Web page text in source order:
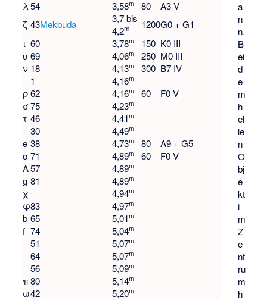
a
n
n.
B
ei
d
e
m
h
el
le
n
O
bj
e
kt
i
m
Z
e
nt
ru
m
h
λ54 3,58m 80
A3 V
ζ 43Mekbuda
3,7 bis
4,2m 1200G0 + G1
ι 60 3,78m 150 K0 III
υ 69 4,06m 250 M0 III
ν 18 4,13m 300 B7 IV
1
4,16m
ρ62 4,16m 60
F0 V
σ75 4,23m
τ 46 4,41m
30 4,49m
e 38 4,73m 80
A9 + G5
ο 71 4,89m 60
F0 V
A57 4,89m
g 81 4,89m
χ 4,94m
φ83 4,97m
b 65 5,01m
f 74 5,04m
51 5,07m
64 5,07m
56 5,09m
π80 5,14m
ω42 5,20m